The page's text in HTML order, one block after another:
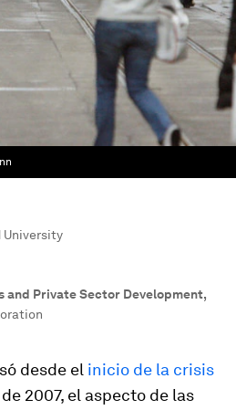
University
and Private Sector Development,
desde el inicio de la crisis
2007, el aspecto de las